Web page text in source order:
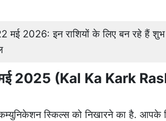
मई 2026: इन राशियों के लिए बन रहे हैं शुभ
2025 (Kal Ka Kark
स्किल्स को निखारने का है. आपके